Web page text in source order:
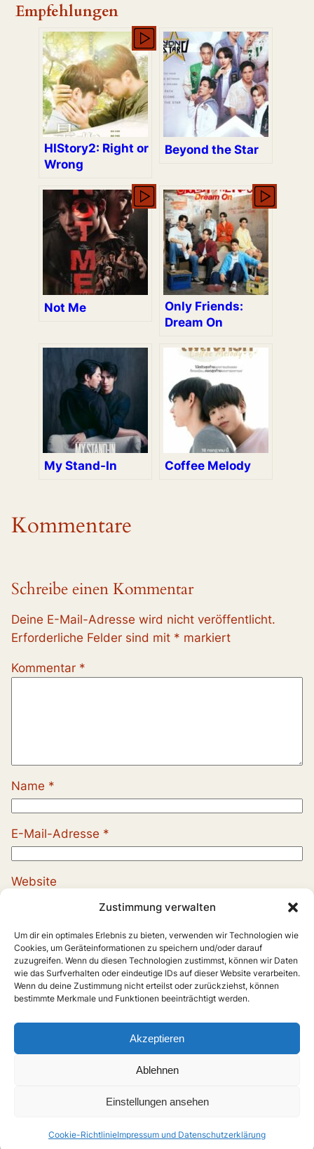
Zustimmung verwalten
Um dir ein optimales Erlebnis zu bieten, verwenden wir Technologien wie
Cookies, um Geräteinformationen zu speichern und/oder darauf
zuzugreifen. Wenn du diesen Technologien zustimmst, können wir Daten
wie das Surfverhalten oder eindeutige IDs auf dieser Website verarbeiten.
Wenn du deine Zustimmung nicht erteilst oder zurückziehst, können
bestimmte Merkmale und Funktionen beeinträchtigt werden.
Akzeptieren
Ablehnen
Einstellungen ansehen
Cookie-RichtlinieImpressum und Datenschutzerklärung
Empfehlungen
HIStory2: Right or
Wrong
Beyond the Star
Not Me
Only Friends:
Dream On
My Stand-In Coffee Melody
Kommentare
Schreibe einen Kommentar
Deine E-Mail-Adresse wird nicht veröffentlicht.
Erforderliche Felder sind mit * markiert
Kommentar *
Name *
E-Mail-Adresse *
Website